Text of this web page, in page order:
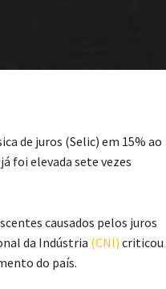
de juros (Selic) em 15% ao
foi elevada sete vezes
causados pelos juros
da Indústria (CNI) criticou
do país.